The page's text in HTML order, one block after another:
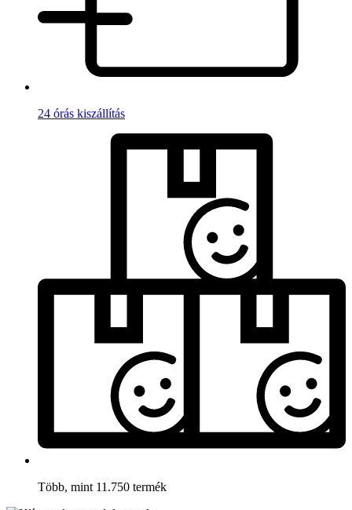
24 órás kiszállítás
Több, mint 11.750 termék